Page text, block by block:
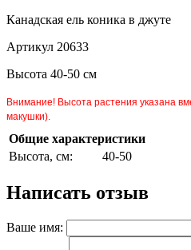
Канадская ель коника в джуте
Артикул 20633
Высота 40-50 см
Внимание! Высота растения указана
макушки).
Общие характеристики
Высота, см:
40-50
Написать отзыв
Ваше имя: